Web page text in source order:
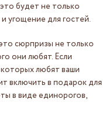
будет не только
угощение для гостей.
сюрпризы не только
они любят. Если
любят ваши
включить в подарок для
в виде единорогов,